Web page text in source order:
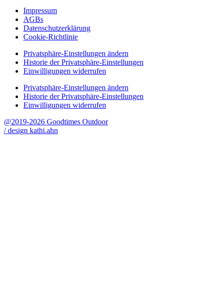
Impressum
AGBs
Datenschutzerklärung
Cookie-Richtlinie
Privatsphäre-Einstellungen ändern
Historie der Privatsphäre-Einstellungen
Einwilligungen widerrufen
Privatsphäre-Einstellungen ändern
Historie der Privatsphäre-Einstellungen
Einwilligungen widerrufen
@2019-2026 Goodtimes Outdoor
/ design kathi.ahn